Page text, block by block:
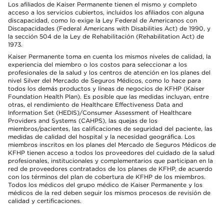
Los afiliados de Kaiser Permanente tienen el mismo y completo
acceso a los servicios cubiertos, incluidos los afiliados con alguna
discapacidad, como lo exige la Ley Federal de Americanos con
Discapacidades (Federal Americans with Disabilities Act) de 1990, y
la sección 504 de la Ley de Rehabilitación (Rehabilitation Act) de
1973.
Kaiser Permanente toma en cuenta los mismos niveles de calidad, la
experiencia del miembro o los costos para seleccionar a los
profesionales de la salud y los centros de atención en los planes del
nivel Silver del Mercado de Seguros Médicos, como lo hace para
todos los demás productos y líneas de negocios de KFHP (Kaiser
Foundation Health Plan). Es posible que las medidas incluyan, entre
otras, el rendimiento de Healthcare Effectiveness Data and
Information Set (HEDIS)/Consumer Assessment of Healthcare
Providers and Systems (CAHPS), las quejas de los
miembros/pacientes, las calificaciones de seguridad del paciente, las
medidas de calidad del hospital y la necesidad geográfica. Los
miembros inscritos en los planes del Mercado de Seguros Médicos de
KFHP tienen acceso a todos los proveedores del cuidado de la salud
profesionales, institucionales y complementarios que participan en la
red de proveedores contratados de los planes de KFHP, de acuerdo
con los términos del plan de cobertura de KFHP de los miembros.
Todos los médicos del grupo médico de Kaiser Permanente y los
médicos de la red deben seguir los mismos procesos de revisión de
calidad y certificaciones.